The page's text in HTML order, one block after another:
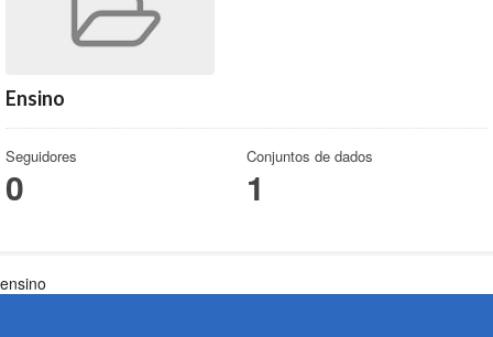
Ensino
Seguidores
0
Conjuntos de dados
1
ensino